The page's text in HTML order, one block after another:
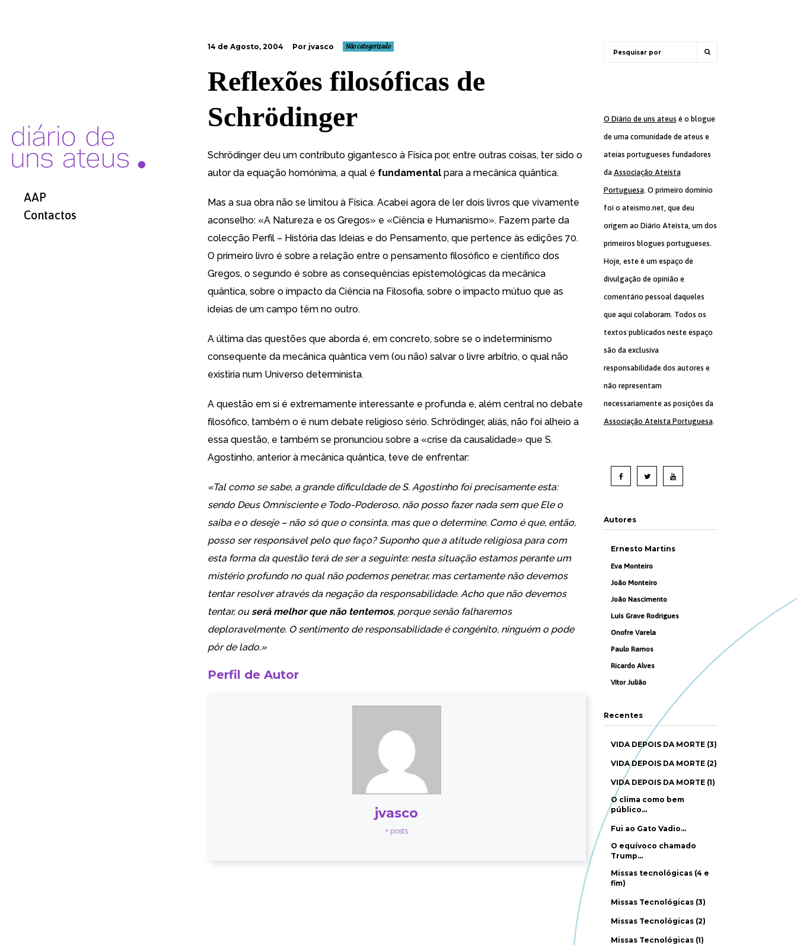
AAP
Contactos
14 de Agosto, 2004 Por jvasco Não categorizado
Reflexões filosóficas de
Schrödinger
Schrödinger deu um contributo gigantesco à Física por, entre outras coisas, ter sido o
autor da equação homónima, a qual é fundamental para a mecânica quântica.
Mas a sua obra não se limitou à Física. Acabei agora de ler dois livros que vivamente
aconselho: «A Natureza e os Gregos» e «Ciência e Humanismo». Fazem parte da
colecção Perfil – História das Ideias e do Pensamento, que pertence às edições 70.
O primeiro livro é sobre a relação entre o pensamento filosófico e científico dos
Gregos, o segundo é sobre as consequências epistemológicas da mecânica
quântica, sobre o impacto da Ciência na Filosofia, sobre o impacto mútuo que as
ideias de um campo têm no outro.
A última das questões que aborda é, em concreto, sobre se o indeterminismo
consequente da mecânica quântica vem (ou não) salvar o livre arbítrio, o qual não
existiria num Universo determinista.
A questão em si é extremamente interessante e profunda e, além central no debate
filosófico, também o é num debate religioso sério. Schrödinger, aliás, não foi alheio a
essa questão, e também se pronunciou sobre a «crise da causalidade» que S.
Agostinho, anterior à mecânica quântica, teve de enfrentar:
«Tal como se sabe, a grande dificuldade de S. Agostinho foi precisamente esta:
sendo Deus Omnisciente e Todo-Poderoso, não posso fazer nada sem que Ele o
saiba e o deseje – não só que o consinta, mas que o determine. Como é que, então,
posso ser responsável pelo que faço? Suponho que a atitude religiosa para com
esta forma da questão terá de ser a seguinte: nesta situação estamos perante um
mistério profundo no qual não podemos penetrar, mas certamente não devemos
tentar resolver através da negação da responsabilidade. Acho que não devemos
tentar, ouserá melhor que não tentemos, porque senão falharemos
deploravelmente. O sentimento de responsabilidade é congénito, ninguém o pode
pôr de lado.»
Perfil de Autor
jvasco
+ posts
O Diário de uns ateus é o blogue
de uma comunidade de ateus e
ateias portugueses fundadores
da Associação Ateísta
Portuguesa. O primeiro domínio
foi o ateismo.net, que deu
origem ao Diário Ateísta, um dos
primeiros blogues portugueses.
Hoje, este é um espaço de
divulgação de opinião e
comentário pessoal daqueles
que aqui colaboram. Todos os
textos publicados neste espaço
são da exclusiva
responsabilidade dos autores e
não representam
necessariamente as posições da
Associação Ateísta Portuguesa.
Autores
Ernesto Martins
Eva Monteiro
João Monteiro
João Nascimento
Luís Grave Rodrigues
Onofre Varela
Paulo Ramos
Ricardo Alves
Vítor Julião
Recentes
VIDA DEPOIS DA MORTE (3)
VIDA DEPOIS DA MORTE (2)
VIDA DEPOIS DA MORTE (1)
O clima como bem
público…
Fui ao Gato Vadio…
O equívoco chamado
Trump…
Missas tecnológicas (4 e
fim)
Missas Tecnológicas (3)
Missas Tecnológicas (2)
Missas Tecnológicas (1)